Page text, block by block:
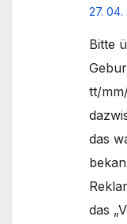
27. 04.
Bitte
tt/
das
das